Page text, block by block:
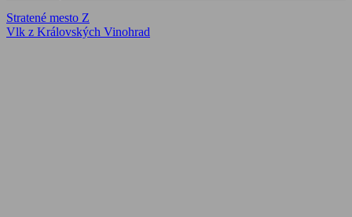
Navigácia
v
Previous
Post:
Stratené mesto Z
Next
Vlk z Královských Vinohrad